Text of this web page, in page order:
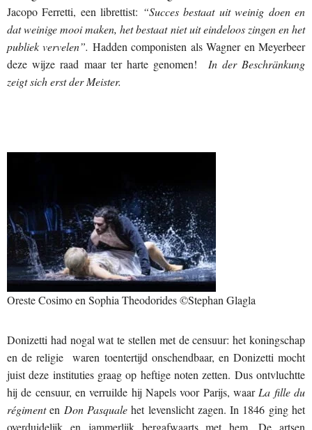
Jacopo Ferretti, een librettist: “Succes bestaat uit weinig doen en
dat weinige mooi maken, het bestaat niet uit eindeloos zingen en het
publiek vervelen”. Hadden componisten als Wagner en Meyerbeer
deze wijze raad maar ter harte genomen! In der Beschränkung
zeigt sich erst der Meister.
Oreste Cosimo en Sophia Theodorides ©Stephan Glagla
Donizetti had nogal wat te stellen met de censuur: het koningschap
en de religie waren toentertijd onschendbaar, en Donizetti mocht
juist deze instituties graag op heftige noten zetten. Dus ontvluchtte
hij de censuur, en verruilde hij Napels voor Parijs, waar La fille du
régimenten Don Pasqualehet levenslicht zagen. In 1846 ging het
overduidelijk en jammerlijk bergafwaarts met hem. De artsen